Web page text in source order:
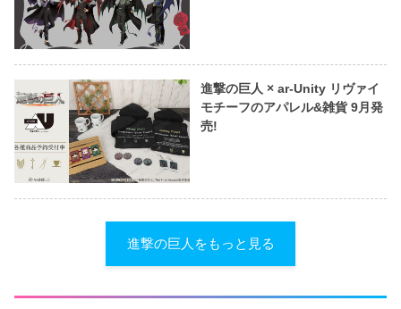
進撃の巨人 × ar-Unity リヴァイ
モチーフのアパレル&雑貨 9月発
売!
進撃の巨人をもっと見る